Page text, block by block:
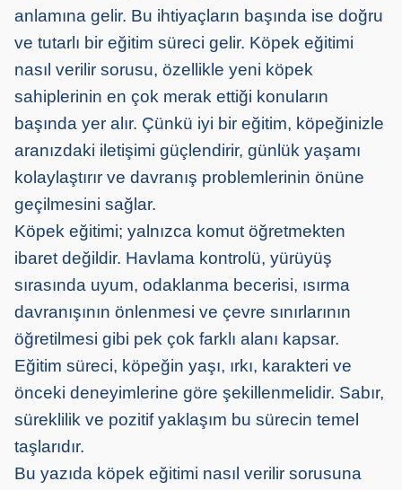
anlamına gelir. Bu ihtiyaçların başında ise doğru
ve tutarlı bir eğitim süreci gelir. Köpek eğitimi
nasıl verilir sorusu, özellikle yeni köpek
sahiplerinin en çok merak ettiği konuların
başında yer alır. Çünkü iyi bir eğitim, köpeğinizle
aranızdaki iletişimi güçlendirir, günlük yaşamı
kolaylaştırır ve davranış problemlerinin önüne
geçilmesini sağlar.
Köpek eğitimi; yalnızca komut öğretmekten
ibaret değildir. Havlama kontrolü, yürüyüş
sırasında uyum, odaklanma becerisi, ısırma
davranışının önlenmesi ve çevre sınırlarının
öğretilmesi gibi pek çok farklı alanı kapsar.
Eğitim süreci, köpeğin yaşı, ırkı, karakteri ve
önceki deneyimlerine göre şekillenmelidir. Sabır,
süreklilik ve pozitif yaklaşım bu sürecin temel
taşlarıdır.
Bu yazıda köpek eğitimi nasıl verilir sorusuna